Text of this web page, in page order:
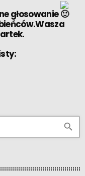
głosowanie
search